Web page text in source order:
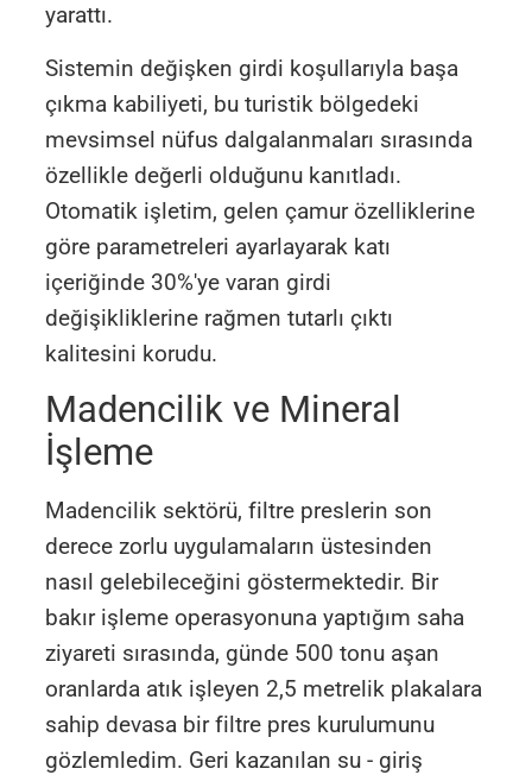
yarattı.
Sistemin değişken girdi koşullarıyla başa
çıkma kabiliyeti, bu turistik bölgedeki
mevsimsel nüfus dalgalanmaları sırasında
özellikle değerli olduğunu kanıtladı.
Otomatik işletim, gelen çamur özelliklerine
göre parametreleri ayarlayarak katı
içeriğinde 30%'ye varan girdi
değişikliklerine rağmen tutarlı çıktı
kalitesini korudu.
Madencilik ve Mineral
İşleme
Madencilik sektörü, filtre preslerin son
derece zorlu uygulamaların üstesinden
nasıl gelebileceğini göstermektedir. Bir
bakır işleme operasyonuna yaptığım saha
ziyareti sırasında, günde 500 tonu aşan
oranlarda atık işleyen 2,5 metrelik plakalara
sahip devasa bir filtre pres kurulumunu
gözlemledim. Geri kazanılan su - giriş